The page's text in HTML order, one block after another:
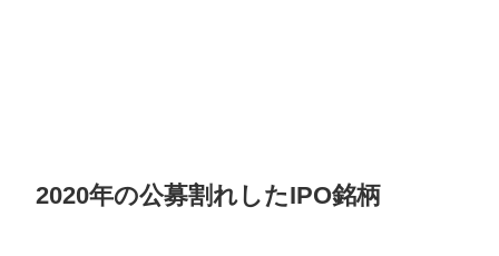
2020年の公募割れしたIPO銘柄